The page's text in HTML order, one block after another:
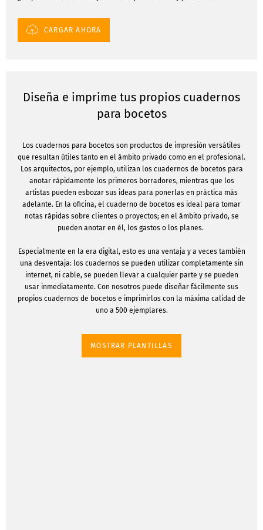
CARGAR AHORA
Diseña e imprime tus propios cuadernos
para bocetos
Los cuadernos para bocetos son productos de impresión versátiles
que resultan útiles tanto en el ámbito privado como en el profesional.
Los arquitectos, por ejemplo, utilizan los cuadernos de bocetos para
anotar rápidamente los primeros borradores, mientras que los
artistas pueden esbozar sus ideas para ponerlas en práctica más
adelante. En la oficina, el cuaderno de bocetos es ideal para tomar
notas rápidas sobre clientes o proyectos; en el ámbito privado, se
pueden anotar en él, los gastos o los planes.
Especialmente en la era digital, esto es una ventaja y a veces también
una desventaja: los cuadernos se pueden utilizar completamente sin
internet, ni cable, se pueden llevar a cualquier parte y se pueden
usar inmediatamente. Con nosotros puede diseñar fácilmente sus
propios cuadernos de bocetos e imprimirlos con la máxima calidad de
uno a 500 ejemplares.
MOSTRAR PLANTILLAS